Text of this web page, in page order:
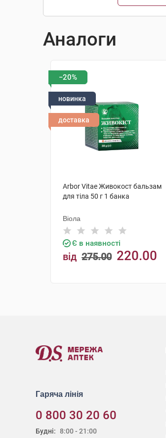
Аналоги
−20%
новинка
доставка
Arbor Vitae Живокост бальзам
для тіла 50 г 1 банка
Віола
Є в наявності
від 275.00 220.00
Гаряча лінія
0 800 30 20 60
Будні: 8:00 - 21:00